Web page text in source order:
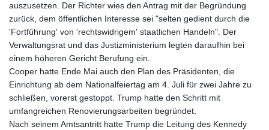
auszusetzen. Der Richter wies den Antrag mit der Begründung
zurück, dem öffentlichen Interesse sei "selten gedient durch die
'Fortführung' von 'rechtswidrigem' staatlichen Handeln". Der
Verwaltungsrat und das Justizministerium legten daraufhin bei
einem höheren Gericht Berufung ein.
Cooper hatte Ende Mai auch den Plan des Präsidenten, die
Einrichtung ab dem Nationalfeiertag am 4. Juli für zwei Jahre zu
schließen, vorerst gestoppt. Trump hatte den Schritt mit
umfangreichen Renovierungsarbeiten begründet.
Nach seinem Amtsantritt hatte Trump die Leitung des Kennedy